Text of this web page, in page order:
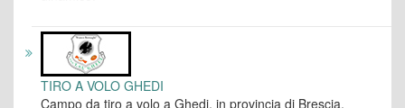
TIRO A VOLO GHEDI
Campo da tiro a volo a Ghedi, in provincia di Brescia.